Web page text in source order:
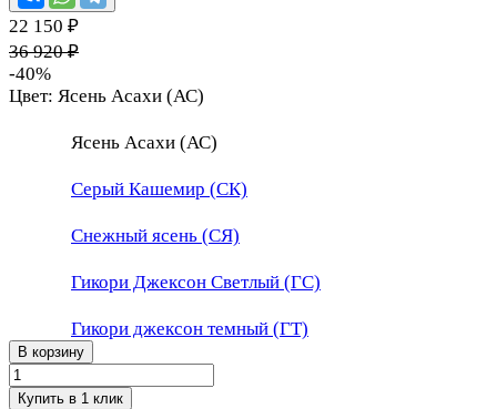
22 150 ₽
36 920 ₽
-40%
Цвет: Ясень Асахи (АС)
Ясень Асахи (АС)
Серый Кашемир (СК)
Снежный ясень (СЯ)
Гикори Джексон Светлый (ГС)
Гикори джексон темный (ГТ)
В корзину
Купить в 1 клик